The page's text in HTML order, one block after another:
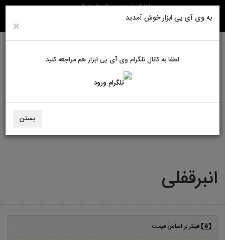
راهنمای خرید روش های ارسال
0
انبرقفلی
فیلتر بر اساس قیمت
به وی آی پی ابزار خوش آمدید
×
لطفا به کانال تلگرام وی آی پی ابزار هم مراجعه کنید
بستن